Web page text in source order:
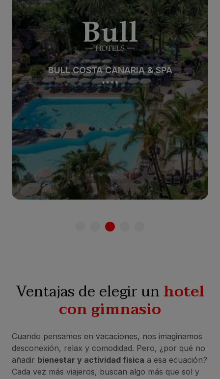
BULL EUGENIA VICTORIA & SPA
***
Ver hotel
Ventajas de elegir unhotel
con gimnasio
Cuando pensamos en vacaciones, nos imaginamos
desconexión, relax y comodidad. Pero, ¿por qué no
añadir bienestar y actividad física a esa ecuación?
Cada vez más viajeros, buscan algo más que sol y